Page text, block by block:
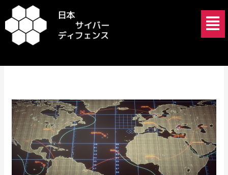
容
を
ッ
メ
ニ
ュ
hybrid warfare
AI
主
導
の
戦